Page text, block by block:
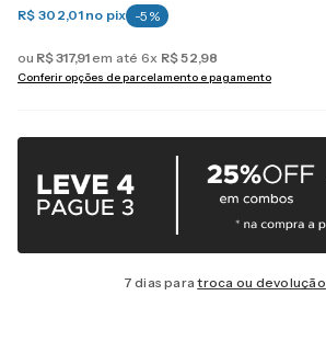
R$ 302,01 no pix -5 %
ou R$317,91 em até 6x R$52,98
Conferir opções de parcelamento e pagamento
7 dias paratroca ou devolução